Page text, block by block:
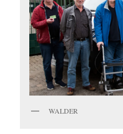
WALDER